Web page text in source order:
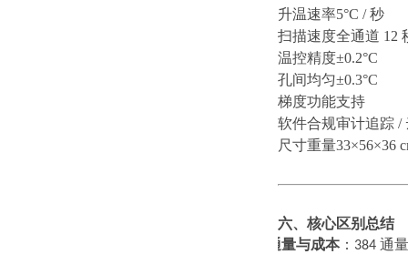
升温速率5°C / 秒
扫描速度全通道 12
温控精度±0.2°C
孔间均匀±0.3°C
梯度功能支持
软件合规审计追踪 /
尺寸重量33×56×36
六、核心区别总结
通量与成本： 384 通